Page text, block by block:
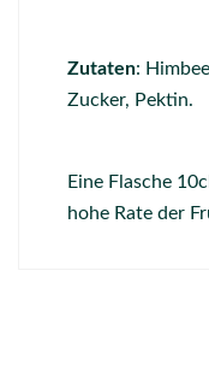
Zutaten:
Zucker, Pektin.
Eine Flasche
hohe Rate der